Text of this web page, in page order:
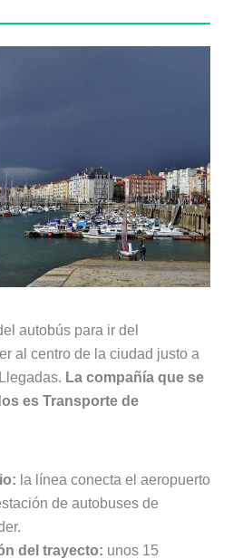
autobús para ir del
al centro de la ciudad justo a
La compañía que se
es Transporte de
la línea conecta el aeropuerto
de autobuses de
del trayecto: unos 15